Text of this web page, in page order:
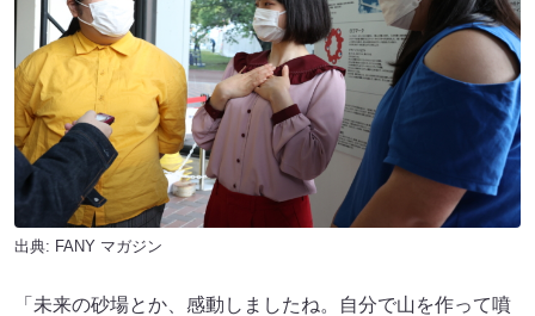
出典: FANY マガジン
「未来の砂場とか、感動しましたね。自分で山を作って噴